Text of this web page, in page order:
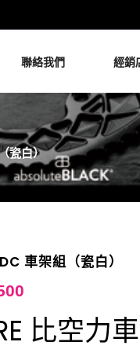
聯絡我們 經銷
瓷白）
車架組（瓷白）
比空力